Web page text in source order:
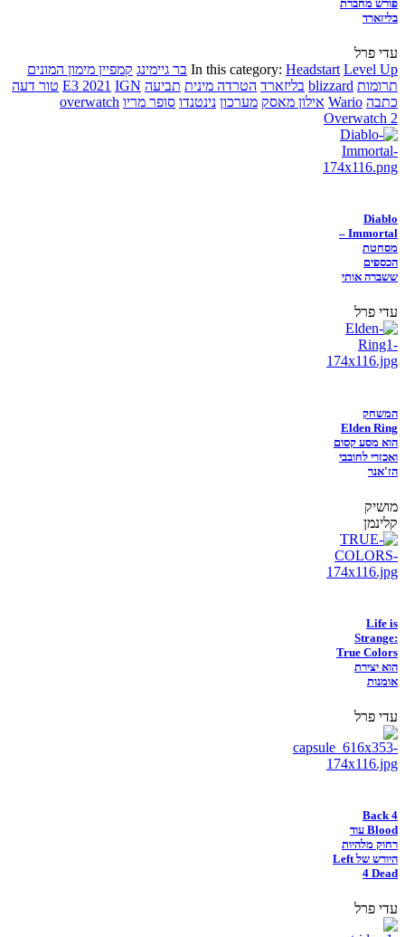
פורש מחברת
בליזארד
עדי פרל
In this category: Headstart Level Up בר גיימינג קמפיין מימון המונים
תרומות blizzard בליזארד הטרדה מינית תביעה E3 2021 IGN
טור דעה
כתבה Wario אילון מאסק מערכון נינטנדו סופר מריו overwatch
Overwatch 2
Diablo
Immortal –
מסחטת
הכספים
ששברה אותי
עדי פרל
המשחק
Elden Ring
הוא מסע קסום
ואכזרי לחובבי
הז'אנר
מושיק
קלינמן
Life is
Strange:
True Colors
הוא יצירת
אומנות
עדי פרל
Back 4
Blood עוד
רחוק מלהיות
היורש של Left
4 Dead
עדי פרל